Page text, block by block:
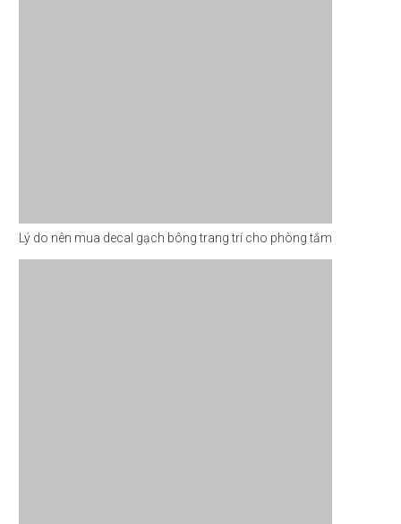
Lý do nên mua decal gạch bông trang trí cho phòng tắm